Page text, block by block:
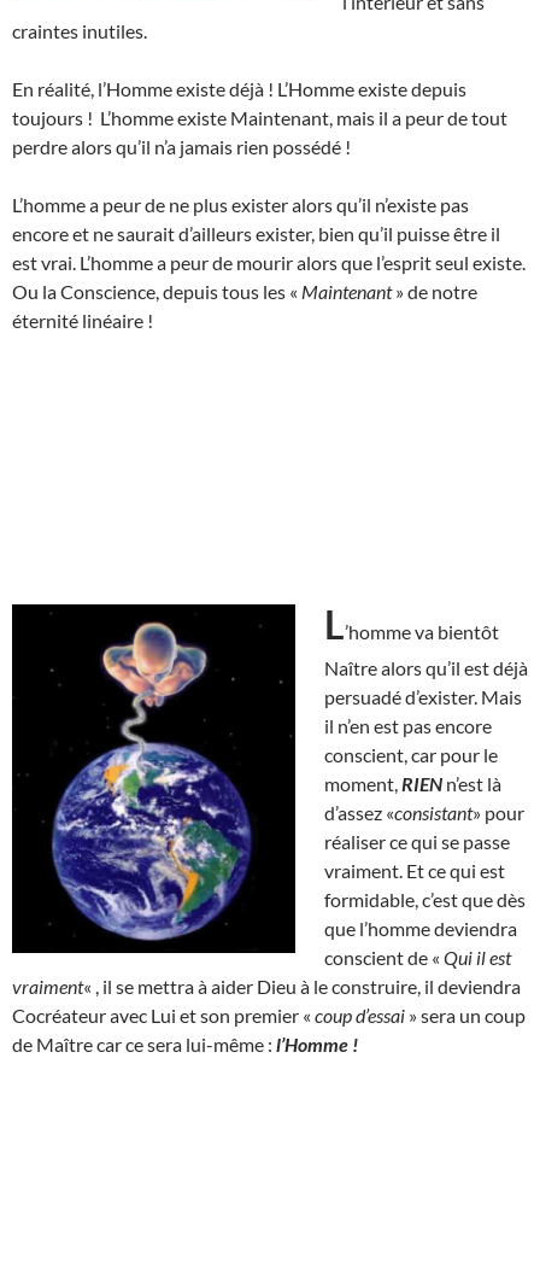
craintes inutiles.
En réalité, l’Homme existe déjà ! L’Homme existe depuis
toujours ! L’homme existe Maintenant, mais il a peur de tout
perdre alors qu’il n’a jamais rien possédé !
L’homme a peur de ne plus exister alors qu’il n’existe pas
encore et ne saurait d’ailleurs exister, bien qu’il puisse être il
est vrai. L’homme a peur de mourir alors que l’esprit seul existe.
Ou la Conscience, depuis tous les « Maintenant» de notre
éternité linéaire !
L’homme va bientôt
Naître alors qu’il est déjà
persuadé d’exister. Mais
il n’en est pas encore
conscient, car pour le
moment, RIEN n’est là
d’assez «consistant» pour
réaliser ce qui se passe
vraiment. Et ce qui est
formidable, c’est que dès
que l’homme deviendra
conscient de « Qui il est
vraiment« , il se mettra à aider Dieu à le construire, il deviendra
Cocréateur avec Lui et son premier « coup d’essai » sera un coup
de Maître car ce sera lui-même : l’Homme !